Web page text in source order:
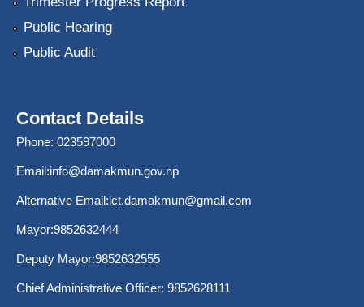
Public Hearing
Public Audit
Contact Details
Phone: 023597000
Email:info@damakmun.gov.np
Alternative Email:ict.damakmun@gmail.com
Mayor:9852632444
Deputy Mayor:9852632555
Chief Administrative Officer: 9852628111